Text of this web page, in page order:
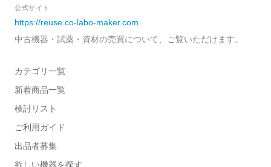
公式サイト
https://reuse.co-labo-maker.com
中古機器・試薬・資材の売買について、ご覧いただけます。
カテゴリ一覧
新着商品一覧
検討リスト
ご利用ガイド
出品者募集
欲しい機器を探す